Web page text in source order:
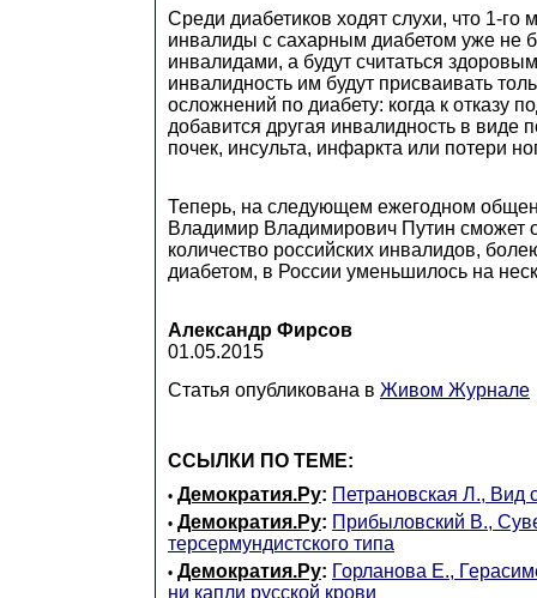
Среди диабетиков ходят слухи, что 1-го
инвалиды с сахарным диабетом уже не
инвалидами, а будут считаться
инвалидность им будут присваивать
осложнений по диабету: когда к отказу
добавится другая инвалидность в виде
почек, инсульта, инфаркта или потери
Теперь, на следующем ежегодном
Владимир Владимирович Путин сможет
количество российских инвалидов,
диабетом, в России уменьшилось на
Александр Фирсов
01.05.2015
Статья опубликована в Живом Журнале
ССЫЛКИ ПО ТЕМЕ:
• Демократия.Ру: Петрановская Л., Вид
• Демократия.Ру: Прибыловский В.,
терсермундистского типа
• Демократия.Ру: Горланова Е.,
ни капли русской крови